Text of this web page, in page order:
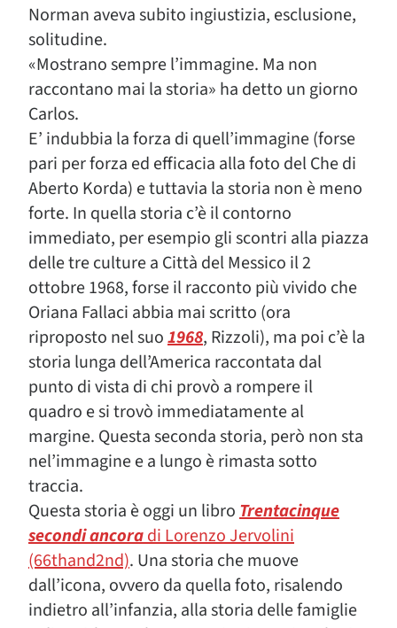
Norman aveva subito ingiustizia, esclusione,
solitudine.
«Mostrano sempre l’immagine. Ma non
raccontano mai la storia» ha detto un giorno
Carlos.
E’ indubbia la forza di quell’immagine (forse
pari per forza ed efficacia alla foto del Che di
Aberto Korda) e tuttavia la storia non è meno
forte. In quella storia c’è il contorno
immediato, per esempio gli scontri alla piazza
delle tre culture a Città del Messico il 2
ottobre 1968, forse il racconto più vivido che
Oriana Fallaci abbia mai scritto (ora
riproposto nel suo1968, Rizzoli), ma poi c’è la
storia lunga dell’America raccontata dal
punto di vista di chi provò a rompere il
quadro e si trovò immediatamente al
margine. Questa seconda storia, però non sta
nel’immagine e a lungo è rimasta sotto
traccia.
Questa storia è oggi un libroTrentacinque
secondi ancoradi Lorenzo Jervolini
(66thand2nd). Una storia che muove
dall’icona, ovvero da quella foto, risalendo
indietro all’infanzia, alla storia delle famiglie